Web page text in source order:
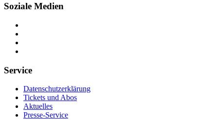
Soziale Medien
Service
Datenschutzerklärung
Tickets und Abos
Aktuelles
Presse-Service